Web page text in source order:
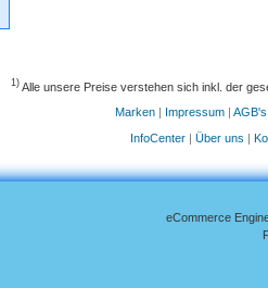
1) Alle unsere Preise verstehen sich inkl. der
Marken| Impressum| AGB's
InfoCenter | Über uns |
eCommerce